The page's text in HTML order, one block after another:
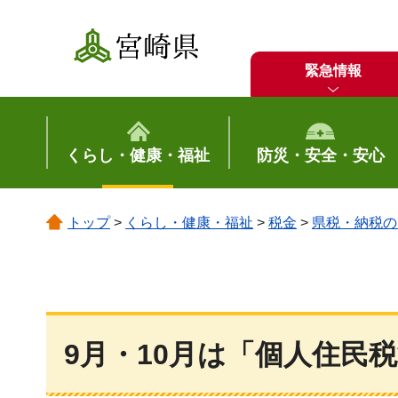
宮崎県
緊急情報
くらし・健康・福祉 防災・安全・安心
トップ> くらし・健康・福祉 > 税金 > 県税・納税
9月・10月は「個人住民